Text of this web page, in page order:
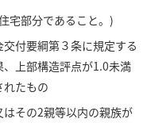
宅部分であること。)
付要綱第３条に規定する
、上部構造評点が1.0未満
れたもの
その2親等以内の親族が